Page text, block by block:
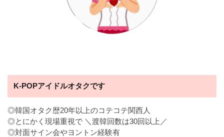
K-POPアイドルオタクです
◎韓国オタク歴20年以上のコテコテ関西人
◎とにかく現場重視で ＼渡韓回数は30回以上／
◎対面サイン会やヨントン経験有